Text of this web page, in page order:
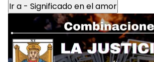
Ir a - Significado en el amor